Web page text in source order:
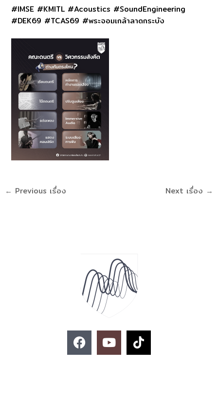
#IMSE #KMITL #Acoustics #SoundEngineering
#DEK69 #TCAS69 #พระจอมเกล้าลาดกระบัง
← Previous เรื่อง Next เรื่อง →
F
a
c
Y
o
u
T
i
k